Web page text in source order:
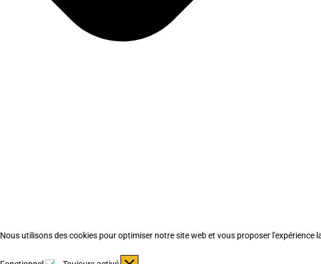
Nous utilisons des cookies pour optimiser notre site web et vous proposer
Fonctionnel